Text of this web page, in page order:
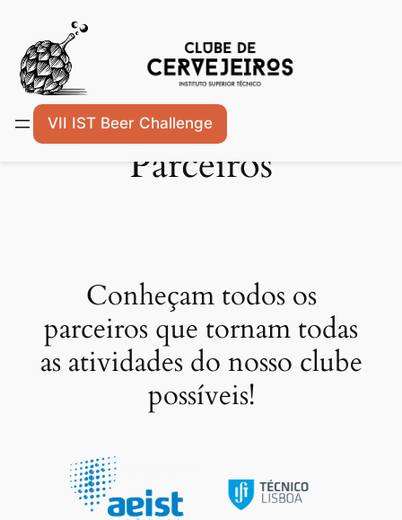
Skip
VII IST Beer Challenge
Parceiros
Conheçam todos os
parceiros que tornam todas
as atividades do nosso clube
possíveis!